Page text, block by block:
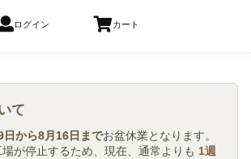
ログイン カート
て
日から8月16日までお盆休業となります。
が停止するため、現在、通常よりも 1週